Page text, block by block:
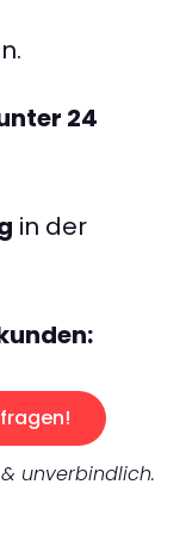
24
in der
unverbindlich.